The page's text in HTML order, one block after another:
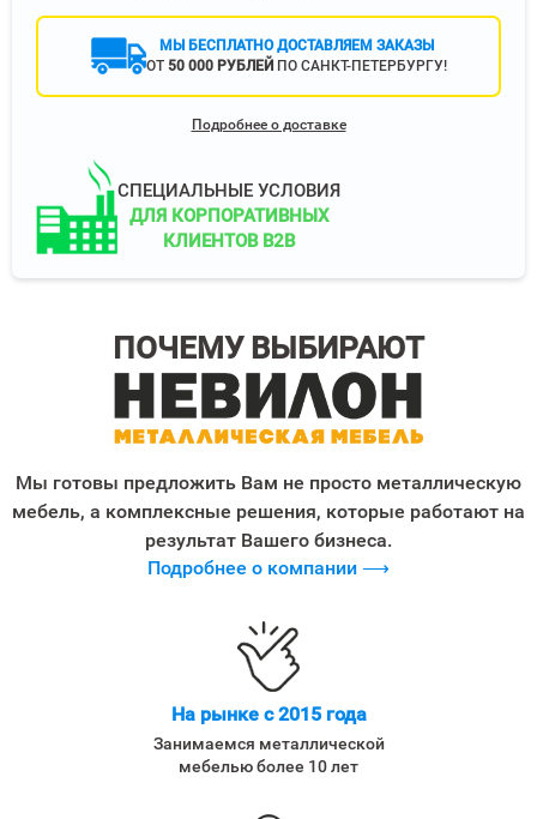
МЫ БЕСПЛАТНО ДОСТАВЛЯЕМ ЗАКАЗЫ
ОТ 50 000 РУБЛЕЙ ПО САНКТ-ПЕТЕРБУРГУ!
Подробнее о доставке
СПЕЦИАЛЬНЫЕ УСЛОВИЯ
ДЛЯ КОРПОРАТИВНЫХ
КЛИЕНТОВ B2B
ПОЧЕМУ ВЫБИРАЮТ
Мы готовы предложить Вам не просто металлическую
мебель, а комплексные решения, которые работают на
результат Вашего бизнеса.
Подробнее о компании ⟶
На рынке с 2015 года
Занимаемся металлической
мебелью более 10 лет